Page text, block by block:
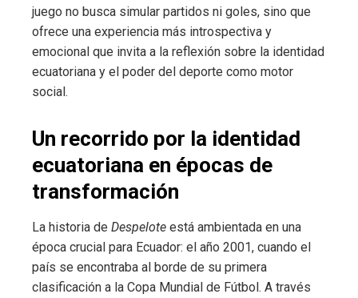
juego no busca simular partidos ni goles, sino que
ofrece una experiencia más introspectiva y
emocional que invita a la reflexión sobre la identidad
ecuatoriana y el poder del deporte como motor
social.
Un recorrido por la identidad
ecuatoriana en épocas de
transformación
La historia de Despelote está ambientada en una
época crucial para Ecuador: el año 2001, cuando el
país se encontraba al borde de su primera
clasificación a la Copa Mundial de Fútbol. A través